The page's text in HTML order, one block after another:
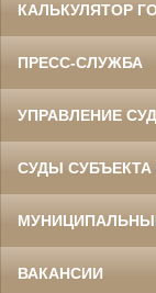
КАЛЬКУЛЯТОР
ПРЕСС-СЛУЖБА
УПРАВЛЕНИЕ
СУДЫ СУБЪЕКТА
ВАКАНСИИ